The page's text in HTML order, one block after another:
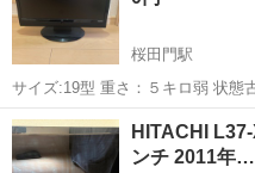
桜田門駅
サイズ:19型 重さ：５キロ弱 状態古いので多少番組切り替えなど数秒
遅い場合があります。
東京 千代田区
HITACHI
ンチ 2011年…